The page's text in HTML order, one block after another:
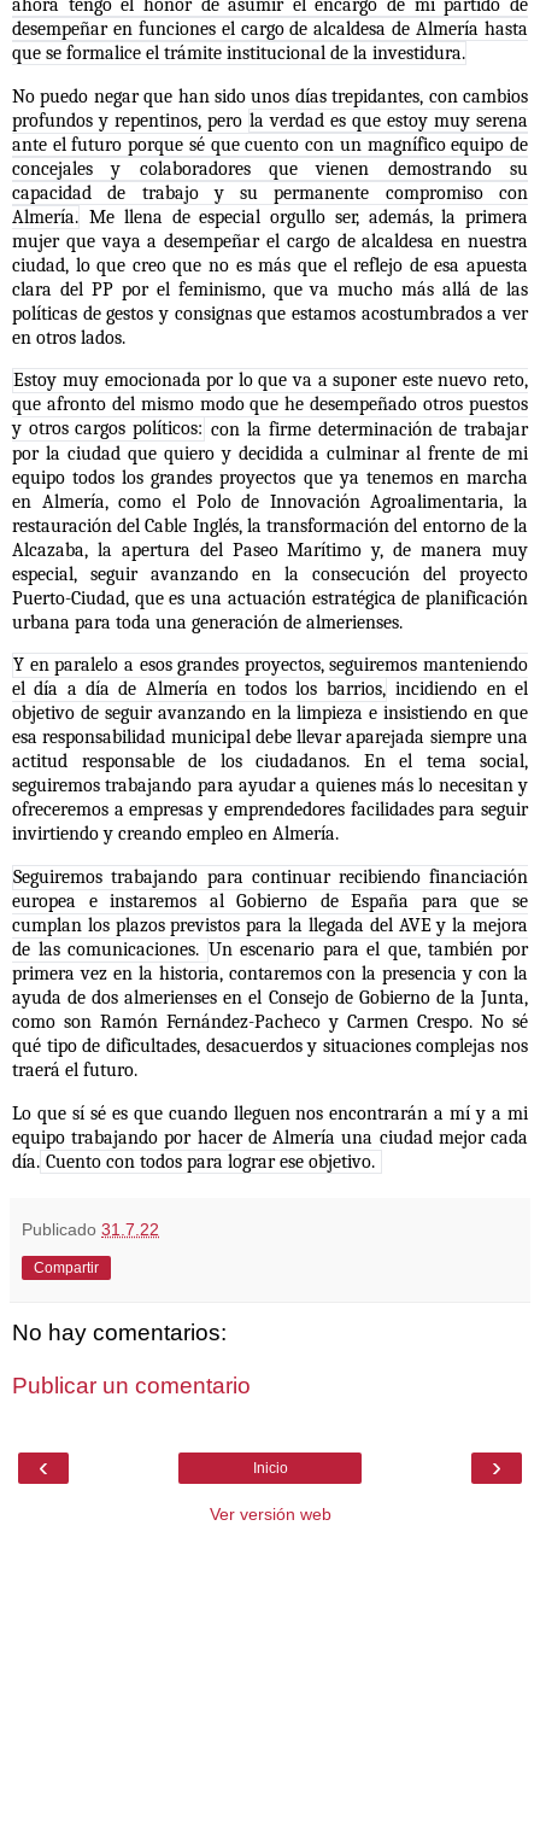
ahora tengo el honor de asumir el encargo de mi partido de
desempeñar en funciones el cargo de alcaldesa de Almería hasta
que se formalice el trámite institucional de la investidura.
No puedo negar que han sido unos días trepidantes, con cambios
profundos y repentinos, pero la verdad es que estoy muy serena
ante el futuro porque sé que cuento con un magnífico equipo de
concejales y colaboradores que vienen demostrando su
capacidad de trabajo y su permanente compromiso con
Almería. Me llena de especial orgullo ser, además, la primera
mujer que vaya a desempeñar el cargo de alcaldesa en nuestra
ciudad, lo que creo que no es más que el reflejo de esa apuesta
clara del PP por el feminismo, que va mucho más allá de las
políticas de gestos y consignas que estamos acostumbrados a ver
en otros lados.
Estoy muy emocionada por lo que va a suponer este nuevo reto,
que afronto del mismo modo que he desempeñado otros puestos
y otros cargos políticos: con la firme determinación de trabajar
por la ciudad que quiero y decidida a culminar al frente de mi
equipo todos los grandes proyectos que ya tenemos en marcha
en Almería, como el Polo de Innovación Agroalimentaria, la
restauración del Cable Inglés, la transformación del entorno de la
Alcazaba, la apertura del Paseo Marítimo y, de manera muy
especial, seguir avanzando en la consecución del proyecto
Puerto-Ciudad, que es una actuación estratégica de planificación
urbana para toda una generación de almerienses.
Y en paralelo a esos grandes proyectos, seguiremos manteniendo
el día a día de Almería en todos los barrios, incidiendo en el
objetivo de seguir avanzando en la limpieza e insistiendo en que
esa responsabilidad municipal debe llevar aparejada siempre una
actitud responsable de los ciudadanos. En el tema social,
seguiremos trabajando para ayudar a quienes más lo necesitan y
ofreceremos a empresas y emprendedores facilidades para seguir
invirtiendo y creando empleo en Almería.
Seguiremos trabajando para continuar recibiendo financiación
europea e instaremos al Gobierno de España para que se
cumplan los plazos previstos para la llegada del AVE y la mejora
de las comunicaciones. Un escenario para el que, también por
primera vez en la historia, contaremos con la presencia y con la
ayuda de dos almerienses en el Consejo de Gobierno de la Junta,
como son Ramón Fernández-Pacheco y Carmen Crespo. No sé
qué tipo de dificultades, desacuerdos y situaciones complejas nos
traerá el futuro.
Lo que sí sé es que cuando lleguen nos encontrarán a mí y a mi
equipo trabajando por hacer de Almería una ciudad mejor cada
día. Cuento con todos para lograr ese objetivo.
Publicado 31.7.22
Compartir
No hay comentarios:
Publicar un comentario
‹ ›
Inicio
Ver versión web